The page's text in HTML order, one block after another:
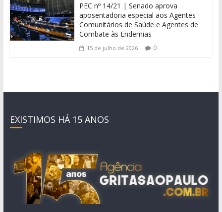
PEC nº 14/21 | Senado aprova
aposentadoria especial aos Agentes
Comunitários de Saúde e Agentes de
Combate às Endemias
15 de julho de 2026 0
EXISTIMOS HÁ 15 ANOS